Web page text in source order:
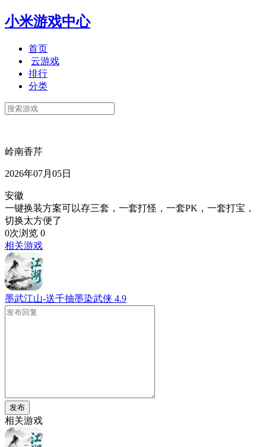
小米游戏中心
首页
云游戏
排行
分类
岭南香芹
2026年07月05日
安徽
一键换装方案可以存三套，一套打怪，一套PK，一套打宝，
切换太方便了
0次浏览 0
相关游戏
墨武江山-送千抽墨染武侠 4.9
发布
相关游戏